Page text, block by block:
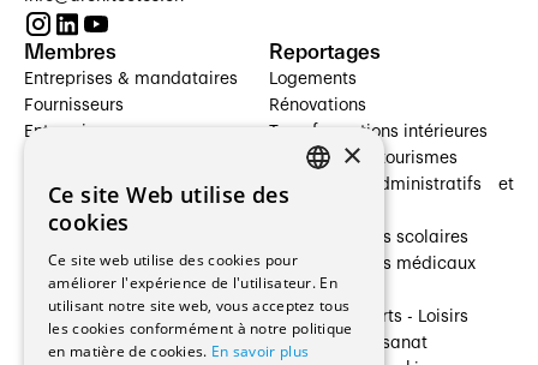
Membres
Entreprises & mandataires
Fournisseurs
Entreprises
Architectes paysagistes
Architectes d'intérieur
Entreprises générales
Ingénieurs et mandataires
Fabricants / Fournisseurs
Reportages
Logements
Rénovations
Transformations intérieures
Hôtelleries et tourismes
Bâtiments administratifs et
Établissements scolaires
Établissements médicaux
Villas
Cultures - Sports - Loisirs
Industrie - Artisanat
×
Ce site Web utilise des
cookies
Ce site web utilise des cookies pour
améliorer l'expérience de l'utilisateur. En
utilisant notre site web, vous acceptez tous
les cookies conformément à notre politique
en matière de cookies. En savoir plus